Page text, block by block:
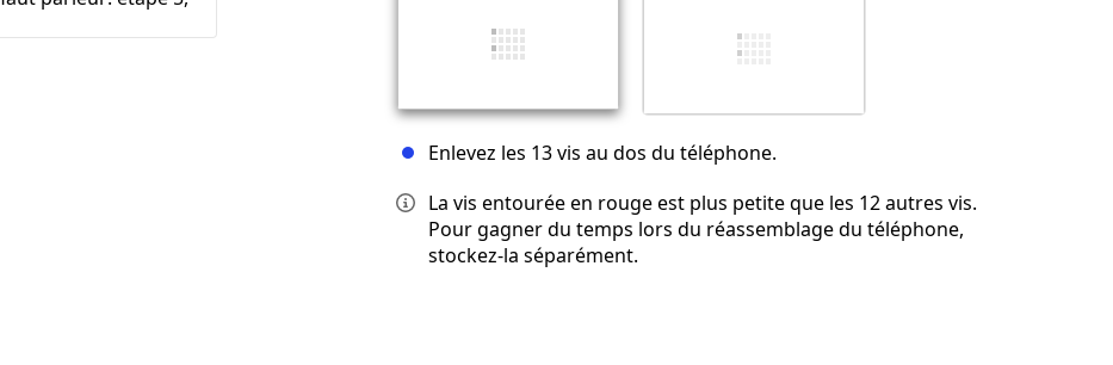
Enlevez les 13 vis au dos du téléphone.
La vis entourée en rouge est plus petite que les 12 autres vis.
Pour gagner du temps lors du réassemblage du téléphone,
stockez-la séparément.